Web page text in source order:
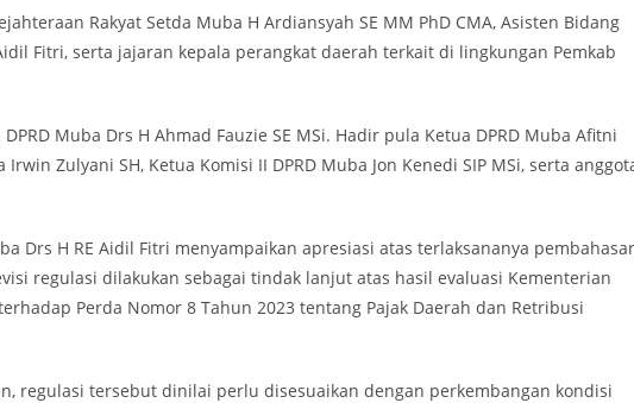
Rakyat Setda Muba H Ardiansyah SE MM PhD CMA, Asisten Bidang
Fitri, serta jajaran kepala perangkat daerah terkait di lingkungan Pemkab
Muba Drs H Ahmad Fauzie SE MSi. Hadir pula Ketua DPRD Muba Afitni
Irwin Zulyani SH, Ketua Komisi II DPRD Muba Jon Kenedi SIP MSi, serta
Drs H RE Aidil Fitri menyampaikan apresiasi atas terlaksananya
regulasi dilakukan sebagai tindak lanjut atas hasil evaluasi Kementerian
Perda Nomor 8 Tahun 2023 tentang Pajak Daerah dan Retribusi
regulasi tersebut dinilai perlu disesuaikan dengan perkembangan kondisi